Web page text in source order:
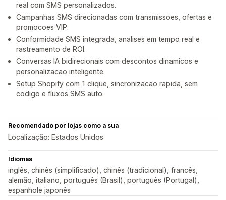
real com SMS personalizados.
Campanhas SMS direcionadas com transmissoes, ofertas e
promocoes VIP.
Conformidade SMS integrada, analises em tempo real e
rastreamento de ROI.
Conversas IA bidirecionais com descontos dinamicos e
personalizacao inteligente.
Setup Shopify com 1 clique, sincronizacao rapida, sem
codigo e fluxos SMS auto.
Recomendado por lojas como a sua
Localização: Estados Unidos
Idiomas
inglês, chinês (simplificado), chinês (tradicional), francês,
alemão, italiano, português (Brasil), português (Portugal),
espanhole japonês